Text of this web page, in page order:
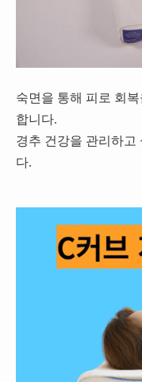
숙면을 통해 피로 회
합니다.
경추 건강을 관리하고
다.